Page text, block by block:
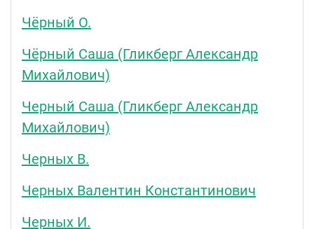
Чёрный О.
Чёрный Саша (Гликберг Александр
Михайлович)
Черный Саша (Гликберг Александр
Михайлович)
Черных В.
Черных Валентин Константинович
Черных И.